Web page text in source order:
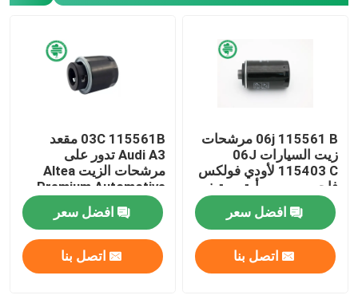
06j 115561 B مرشحات
زيت السيارات 06J
115403 C لأودي فولكس
فاجن بريميوم أوتوموتيف
افضل سعر
اتصل بنا
03C 115561B مقعد
Audi A3 تدور على
مرشحات الزيت Altea
Premium Automotive
للمعدن المكسور
افضل سعر
اتصل بنا